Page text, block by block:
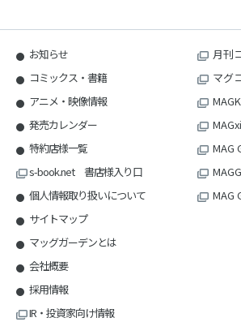
お知らせ
コミックス・書籍
アニメ・映像情報
発売カレンダー
特約店様一覧
s-book.net 書店様入り口
個人情報取り扱いについて
サイトマップ
マッグガーデンとは
会社概要
採用情報
IR・投資家向け情報
月刊
マグ
MAG
MAG